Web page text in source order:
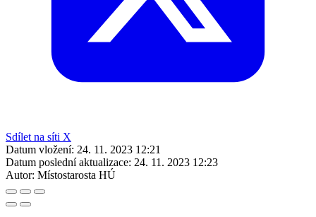
Sdílet na síti X
Datum vložení: 24. 11. 2023 12:21
Datum poslední aktualizace: 24. 11. 2023 12:23
Autor: Místostarosta HÚ